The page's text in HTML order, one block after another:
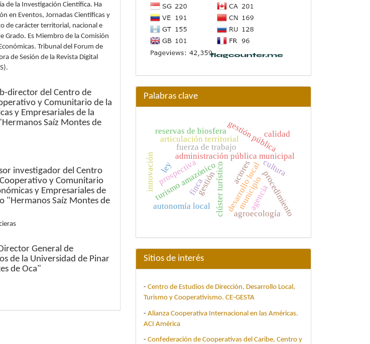
de la Investigación Científica. Ha
en Eventos, Jornadas Científicas y
de carácter territorial, nacional e
Grado. Es Miembro de la Comisión
Tribunal del Forum de
de Sesión de la Revista Digital
director del Centro de
y Comunitario de la
y Empresariales de la
Saíz Montes de
investigador del Centro
y Comunitario
y Empresariales de
"Hermanos Saíz Montes de
Director General de
de la Universidad de Pinar
de Oca"
Palabras clave
administración pública municipal
desarrollo local
fuerza de trabajogestión pública
articulación territorial
clúster turístico
turismo amazónico procedimiento
gestión
reservas de biosfera
agroecología
prospectiva
autonomía local
actores cultura
agencia
innovación
municipio
ley
calidad
finca
Sitios de interés
- Centro de Estudios de Dirección, Desarrollo Local,
Turismo y Cooperativismo. CE-GESTA
- Alianza Cooperativa Internacional en las Américas.
ACI América
- Confederación de Cooperativas del Caribe, Centro y